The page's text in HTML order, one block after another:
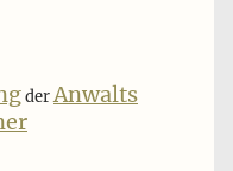
derAnwalts